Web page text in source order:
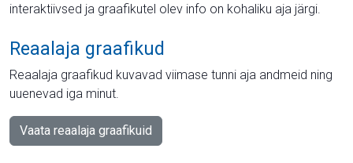
interaktiivsed ja graafikutel olev info on kohaliku aja järgi.
Reaalaja graafikud
Reaalaja graafikud kuvavad viimase tunni aja andmeid ning
uuenevad iga minut.
Vaata reaalaja graafikuid